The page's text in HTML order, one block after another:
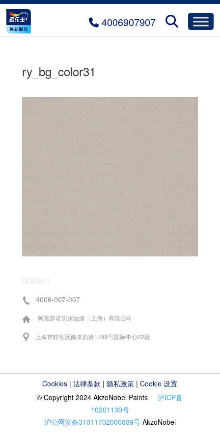
4006907907
ry_bg_color31
联系我们
4006-907-907
阿克苏诺贝尔油漆（上海）有限公司
上海市静安区南京西路1788号国际中心22楼
Cookies |法律条款 |隐私政策 |Cookie 设置
© Copyright 2024 AkzoNobel Paints沪ICP备
10201130号
沪公网安备31011702000889号 AkzoNobel